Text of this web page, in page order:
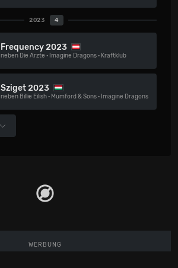
2023 4
Frequency 2023
neben Die Ärzte · Imagine Dragons· Kraftklub
Sziget 2023
neben Billie Eilish· Mumford & Sons· Imagine Dragons
WERBUNG